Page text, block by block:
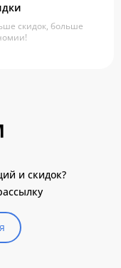
скидок, больше
и скидок?